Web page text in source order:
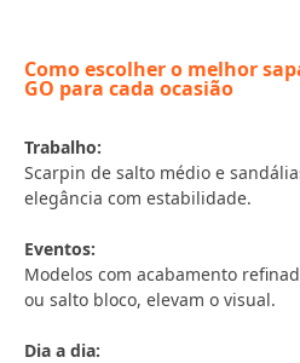
Como escolher o melhor
GO para cada ocasião
Trabalho:
Scarpin de salto médio e
elegância com estabilidade.
Eventos:
Modelos com acabamento
ou salto bloco, elevam o visual.
Dia a dia: